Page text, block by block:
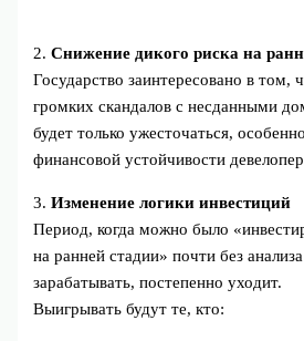
2.Снижение дикого риска на
Государство заинтересовано в том,
громких скандалов с несданными
будет только ужесточаться,
финансовой устойчивости
3.Изменение логики инвестиций
Период, когда можно было
на ранней стадии» почти без
зарабатывать, постепенно уходит.
Выигрывать будут те, кто: